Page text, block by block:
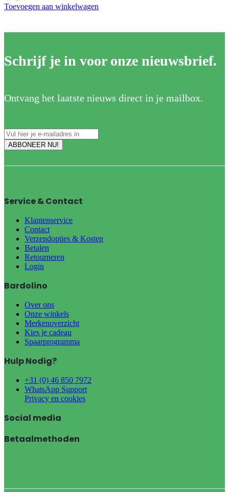
Toevoegen aan winkelwagen
Schrijf je in voor onze nieuwsbrief.
Ontvang het laatste nieuws direct in je mailbox.
Service & Contact
Klantenservice
Contact
Verzendopties & Kosten
Betalen
Retourneren
Login
Bardolino
Over ons
Onze winkels
Merkenoverzicht
Kies je cadeau
Spaarprogramma
Hulp Nodig?
+31 (0) 46 850 7972
WhatsApp Support
Privacy en cookies
Social media
Betaalmethoden